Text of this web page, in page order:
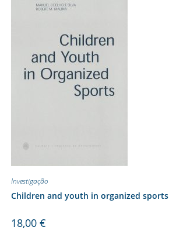
Investigação
Children and youth in organized sports
18,00 €